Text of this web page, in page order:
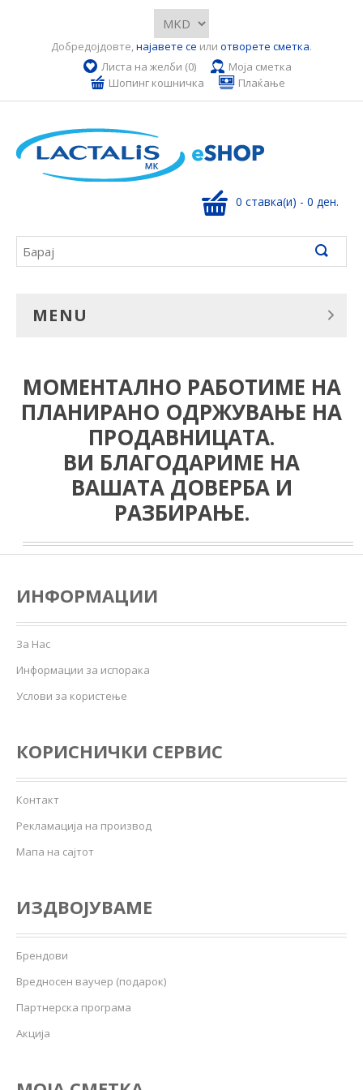
Добредојдовте,најавете се или отворете сметка.
Листа на желби (0)
Моја сметка
Шопинг кошничка
Плаќање
0 ставка(и) - 0 ден.
MENU
МОМЕНТАЛНО РАБОТИМЕ НА
ПЛАНИРАНО ОДРЖУВАЊЕ НА
ПРОДАВНИЦАТА.
ВИ БЛАГОДАРИМЕ НА
ВАШАТА ДОВЕРБА И
РАЗБИРАЊЕ.
ИНФОРМАЦИИ
За Нас
Информации за испорака
Услови за користење
КОРИСНИЧКИ СЕРВИС
Контакт
Рекламација на производ
Мапа на сајтот
ИЗДВОЈУВАМЕ
Брендови
Вредносен ваучер (подарок)
Партнерска програма
Акција